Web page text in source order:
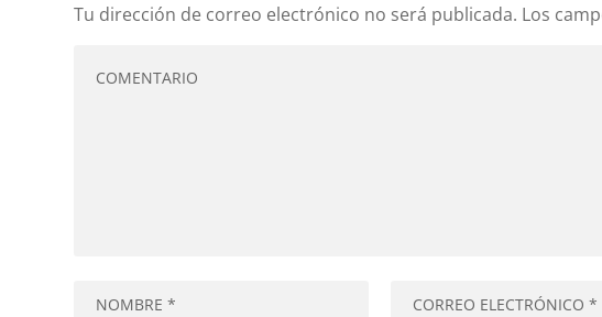
Tu dirección de correo electrónico no será publicada. Los